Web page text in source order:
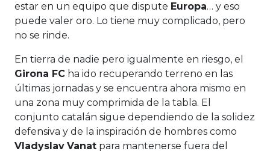
estar en un equipo que dispute Europa… y eso
puede valer oro. Lo tiene muy complicado, pero
no se rinde.
En tierra de nadie pero igualmente en riesgo, el
Girona FC ha ido recuperando terreno en las
últimas jornadas y se encuentra ahora mismo en
una zona muy comprimida de la tabla. El
conjunto catalán sigue dependiendo de la solidez
defensiva y de la inspiración de hombres como
Vladyslav Vanat para mantenerse fuera del